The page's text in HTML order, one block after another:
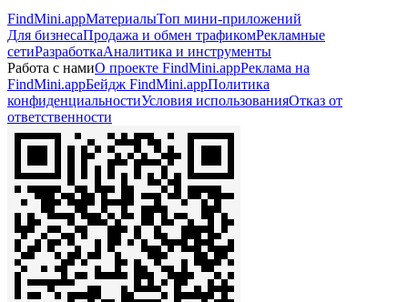
FindMini.appМатериалыТоп мини-приложений
Для бизнесаПродажа и обмен трафикомРекламные
сетиРазработкаАналитика и инструменты
Работа с намиО проекте FindMini.appРеклама на
FindMini.appБейдж FindMini.appПолитика
конфиденциальностиУсловия использованияОтказ от
ответственности